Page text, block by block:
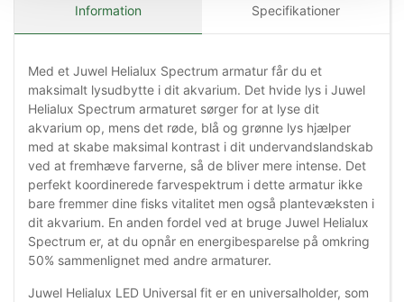
Information Specifikationer
Med et Juwel Helialux Spectrum armatur får du et
maksimalt lysudbytte i dit akvarium. Det hvide lys i Juwel
Helialux Spectrum armaturet sørger for at lyse dit
akvarium op, mens det røde, blå og grønne lys hjælper
med at skabe maksimal kontrast i dit undervandslandskab
ved at fremhæve farverne, så de bliver mere intense. Det
perfekt koordinerede farvespektrum i dette armatur ikke
bare fremmer dine fisks vitalitet men også plantevæksten i
dit akvarium. En anden fordel ved at bruge Juwel Helialux
Spectrum er, at du opnår en energibesparelse på omkring
50% sammenlignet med andre armaturer.
Juwel Helialux LED Universal fit er en universalholder, som